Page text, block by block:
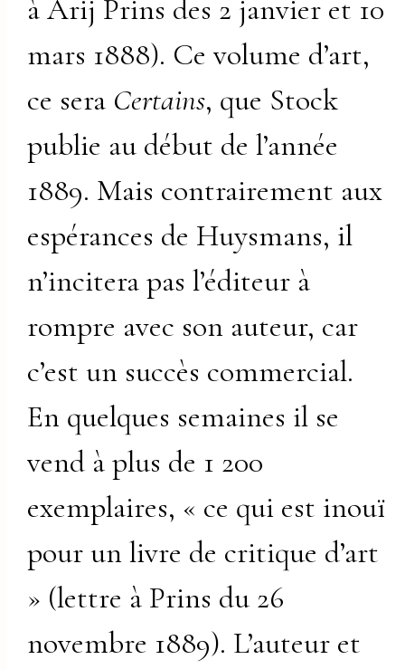
à Arij Prins des 2 janvier et 10
mars 1888). Ce volume d’art,
ce sera Certains, que Stock
publie au début de l’année
1889. Mais contrairement aux
espérances de Huysmans, il
n’incitera pas l’éditeur à
rompre avec son auteur, car
c’est un succès commercial.
En quelques semaines il se
vend à plus de 1 200
exemplaires, « ce qui est inouï
pour un livre de critique d’art
» (lettre à Prins du 26
novembre 1889). L’auteur et